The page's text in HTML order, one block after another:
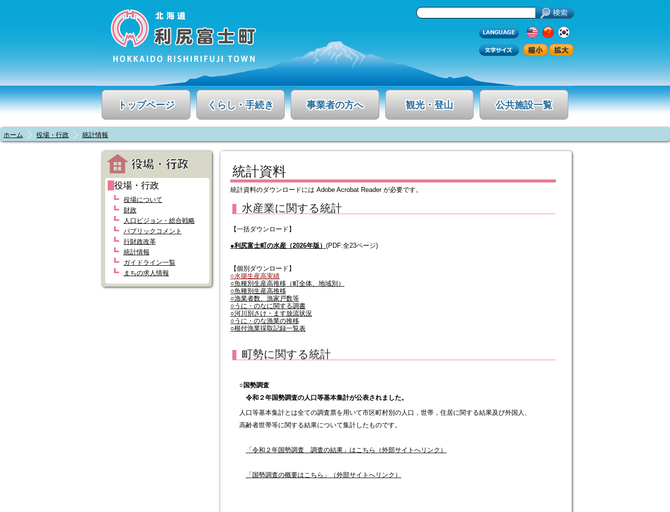
トップページ くらし・手続き 事業者の方へ 観光・登山 公共施設一覧
ホーム 役場・行政 統計情報
役場・行政
役場について
財政
人口ビジョン・総合戦略
パブリックコメント
行財政改革
統計情報
ガイドライン一覧
まちの求人情報
統計資料
統計資料のダウンロードには Adobe Acrobat Reader が必要です。
水産業に関する統計
【一括ダウンロード】
●利尻富士町の水産（2026年版） (PDF:全23ページ)
【個別ダウンロード】
○水揚生産高実績
○魚種別生産高推移（町全体、地域別）
○魚種別生産高推移
○漁業者数、漁家戸数等
○うに・のなに関する調書
○河川別さけ・ます放流状況
○うに・のな漁業の推移
○根付漁業採取記録一覧表
町勢に関する統計
○国勢調査
令和２年国勢調査の人口等基本集計が公表されました。
人口等基本集計とは全ての調査票を用いて市区町村別の人口，世帯，住居に関する結果及び外国人、
高齢者世帯等に関する結果について集計したものです。
「令和２年国勢調査 調査の結果」はこちら（外部サイトへリンク）
「国勢調査の概要はこちら」（外部サイトへリンク）